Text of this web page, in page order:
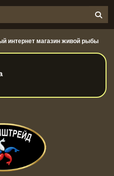
интернет магазин живой рыбы